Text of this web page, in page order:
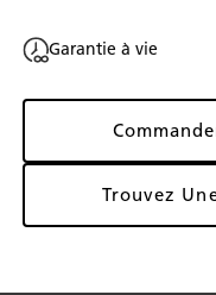
Garantie à vie
Trouvez